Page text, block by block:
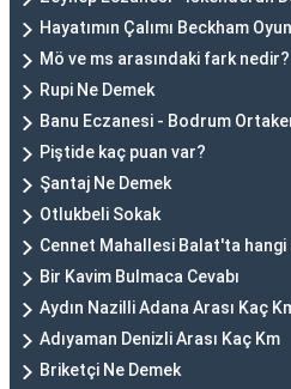
Hayatımın Çalımı Beckham
Mö ve ms arasındaki fark nedir?
Rupi Ne Demek
Banu Eczanesi - Bodrum
Piştide kaç puan var?
Şantaj Ne Demek
Otlukbeli Sokak
Cennet Mahallesi Balat'ta
Bir Kavim Bulmaca Cevabı
Aydın Nazilli Adana Arası Kaç
Adıyaman Denizli Arası Kaç Km
Briketçi Ne Demek